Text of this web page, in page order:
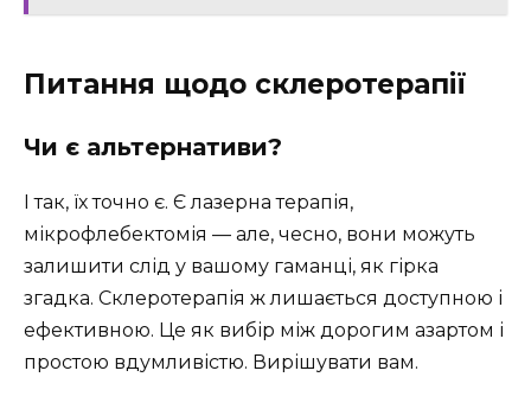
Питання щодо склеротерапії
Чи є альтернативи?
І так, їх точно є. Є лазерна терапія,
мікрофлебектомія — але, чесно, вони можуть
залишити слід у вашому гаманці, як гірка
згадка. Склеротерапія ж лишається доступною і
ефективною. Це як вибір між дорогим азартом і
простою вдумливістю. Вирішувати вам.